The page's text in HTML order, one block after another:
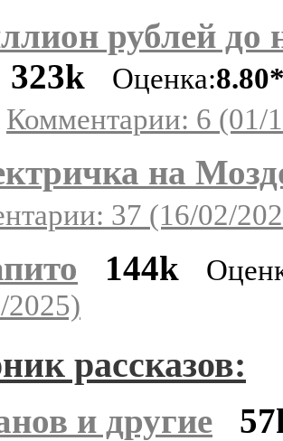
рублей до
323k Оценка:
Комментарии: 6 (01/
на
37 (16/02/
144k
2025)
рассказов:
и другие